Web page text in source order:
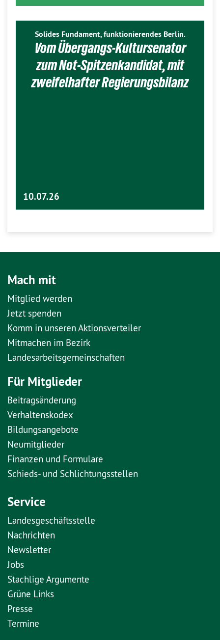
Solides Fundament, funktionierendes Berlin.
Vom Übergangs-Kultursenator
zum Not-Spitzenkandidat, mit
zweifelhafter Regierungsbilanz
10.07.26
Mach mit
Mitglied werden
Jetzt spenden
Komm in unseren Aktionsverteiler
Mitmachen im Bezirk
Landesarbeitsgemeinschaften
Für Mitglieder
Beitragsänderung
Verhaltenskodex
Bildungsangebote
Neumitglieder
Finanzen und Formulare
Schieds- und Schlichtungsstellen
Service
Landesgeschäftsstelle
Nachrichten
Newsletter
Jobs
Stachlige Argumente
Grüne Links
Presse
Termine